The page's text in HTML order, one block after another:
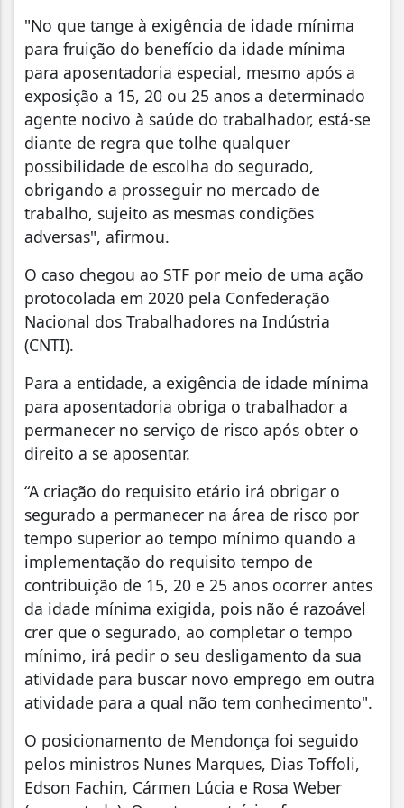
"No que tange à exigência de idade mínima
para fruição do benefício da idade mínima
para aposentadoria especial, mesmo após a
exposição a 15, 20 ou 25 anos a determinado
agente nocivo à saúde do trabalhador, está-se
diante de regra que tolhe qualquer
possibilidade de escolha do segurado,
obrigando a prosseguir no mercado de
trabalho, sujeito as mesmas condições
adversas", afirmou.
O caso chegou ao STF por meio de uma ação
protocolada em 2020 pela Confederação
Nacional dos Trabalhadores na Indústria
(CNTI).
Para a entidade, a exigência de idade mínima
para aposentadoria obriga o trabalhador a
permanecer no serviço de risco após obter o
direito a se aposentar.
“A criação do requisito etário irá obrigar o
segurado a permanecer na área de risco por
tempo superior ao tempo mínimo quando a
implementação do requisito tempo de
contribuição de 15, 20 e 25 anos ocorrer antes
da idade mínima exigida, pois não é razoável
crer que o segurado, ao completar o tempo
mínimo, irá pedir o seu desligamento da sua
atividade para buscar novo emprego em outra
atividade para a qual não tem conhecimento".
O posicionamento de Mendonça foi seguido
pelos ministros Nunes Marques, Dias Toffoli,
Edson Fachin, Cármen Lúcia e Rosa Weber